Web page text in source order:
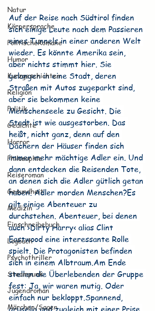
Natur
Körpersprache
PolitischeRomane
Humor
Kurzgeschichten
Religion
Politik
Gedichte
Horror
Philosophie
Reiseroman
Gesundheit
Medizin
Einschreibebuch
Logbuch
Psychothriller
Steampunk
Jugendroman
Märchen/Sagen
Auf der Reise nach Südtirol finden
sich einige Leute nach dem Passieren
eines Tunnels in einer anderen Welt
wieder. Es könnte Amerika sein,
aber nichts stimmt hier. Sie
gelangen in eine Stadt, deren
Straßen mit Autos zugeparkt sind,
aber sie bekommen keine
Menschenseele zu Gesicht. Die
Stadt ist wie ausgestorben. Das
heißt, nicht ganz, denn auf den
Dächern der Häuser finden sich
immer mehr mächtige Adler ein. Und
dann entdecken die Reisenden Tote,
an denen sich die Adler gütlich getan
haben. Adler morden Menschen?Es
gilt einige Abenteuer zu
durchstehen. Abenteuer, bei denen
auch ›Dirty Harry‹ alias Clint
Eastwood eine interessante Rolle
spielt. Die Protagonisten befinden
sich in einem Albtraum.Am Ende
stellen die Überlebenden der Gruppe
fest: Ja, wir waren mutig. Oder
einfach nur bekloppt.Spannend,